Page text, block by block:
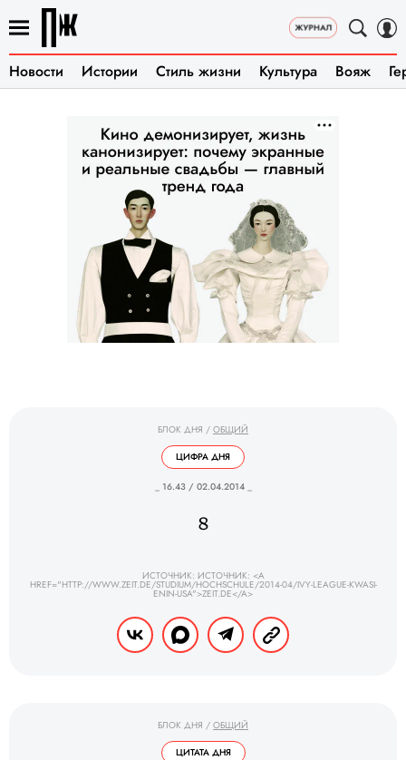
Новости Истории Стиль жизни Культура Вояж
БЛОК ДНЯ / ОБЩИЙ
ЦИФРА ДНЯ
_ 16.43 / 02.04.2014 _
8
ИСТОЧНИК: ИСТОЧНИК: <A
HREF="HTTP://WWW.ZEIT.DE/STUDIUM/HOCHSCHULE/2014-04/IVY-LEAGUE-KWASI-
ENIN-USA">ZEIT.DE</A>
БЛОК ДНЯ / ОБЩИЙ
ЦИТАТА ДНЯ